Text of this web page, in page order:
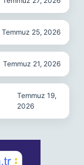
Temmuz 25, 2026
Temmuz 21, 2026
Temmuz 19,
2026